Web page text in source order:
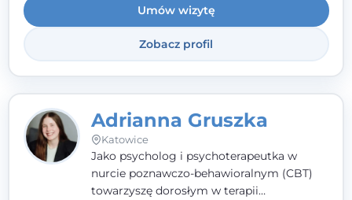
Umów wizytę
Zobacz profil
Adrianna Gruszka
Katowice
Jako psycholog i psychoterapeutka w
nurcie poznawczo-behawioralnym (CBT)
towarzyszę dorosłym w terapii